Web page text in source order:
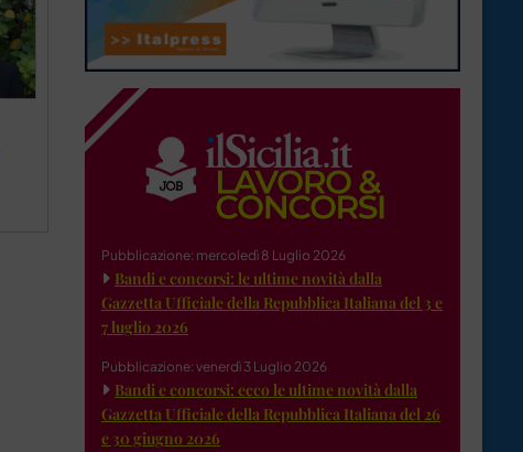
Pubblicazione: mercoledì 8 Luglio 2026
Bandi e concorsi: le ultime novità dalla
Gazzetta Ufficiale della Repubblica Italiana del 3 e
7 luglio 2026
Pubblicazione: venerdì 3 Luglio 2026
Bandi e concorsi: ecco le ultime novità dalla
Gazzetta Ufficiale della Repubblica Italiana del 26
e 30 giugno 2026